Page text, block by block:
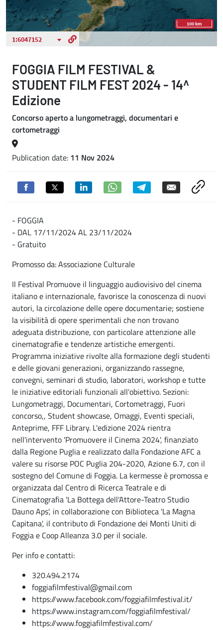
FOGGIA FILM FESTIVAL &
STUDENT FILM FEST 2024 - 14^
Edizione
Concorso aperto a lungometraggi, documentari e
cortometraggi
Publication date: 11 Nov 2024
- FOGGIA
- DAL 17/11/2024 AL 23/11/2024
- Gratuito
Promosso da: Associazione Culturale
Il Festival Promuove il linguaggio audiovisivo del cinema
italiano e internazionale, favorisce la conoscenza di nuovi
autori, la circolazione delle opere documentarie; sostiene
la visibilità di opere sperimentali che non trovano
adeguata distribuzione, con particolare attenzione alle
cinematografie e tendenze artistiche emergenti.
Programma iniziative rivolte alla formazione degli studenti
e delle giovani generazioni, organizzando rassegne,
convegni, seminari di studio, laboratori, workshop e tutte
le iniziative editoriali funzionali all'obiettivo. Sezioni:
Lungometraggi, Documentari, Cortometraggi, Fuori
concorso,, Student showcase, Omaggi, Eventi speciali,
Anteprime, FFF Library. L'edizione 2024 rientra
nell'intervento 'Promuovere il Cinema 2024', finanziato
dalla Regione Puglia e realizzato dalla Fondazione AFC a
valere su risorse POC Puglia 204-2020, Azione 6.7, con il
sostegno del Comune di Foggia. La kermesse è promossa e
organizzata dal Centro di Ricerca Teatrale e di
Cinematografia 'La Bottega dell'Attore-Teatro Studio
Dauno Aps', in collaborazione con Biblioteca 'La Magna
Capitana', il contributo di Fondazione dei Monti Uniti di
Foggia e Coop Alleanza 3.0 per il sociale.
Per info e contatti:
320.494.2174
foggiafilmfestival@gmail.com
https://www.facebook.com/foggiafilmfestival.it/
https://www.instagram.com/foggiafilmfestival/
https://www.foggiafilmfestival.com/